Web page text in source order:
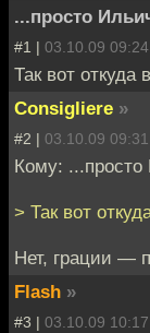
...просто
#1 | 03.10.09 09:24
Так вот откуда
Consigliere »
#2 | 03.10.09 09:31
Кому: ...просто
> Так вот
Нет, грации —
Flash »
#3 | 03.10.09 10:17